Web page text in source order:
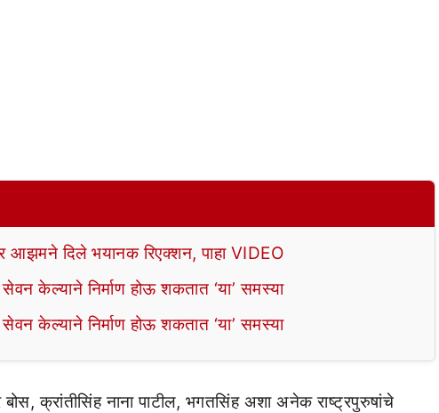
आझमने दिले भयानक रिएक्शन, पाहा VIDEO
केल्याने निर्माण होऊ शकतात ‘या’ समस्या
केल्याने निर्माण होऊ शकतात ‘या’ समस्या
क्रांतीसिंह नाना पाटील, भगतसिंह अशा अनेक राष्ट्रपुरुषांचे